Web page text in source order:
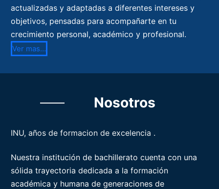
actualizadas y adaptadas a diferentes intereses y
objetivos, pensadas para acompañarte en tu
crecimiento personal, académico y profesional.
Ver mas…
Nosotros
INU, años de formacion de excelencia .
Nuestra institución de bachillerato cuenta con una
sólida trayectoria dedicada a la formación
académica y humana de generaciones de